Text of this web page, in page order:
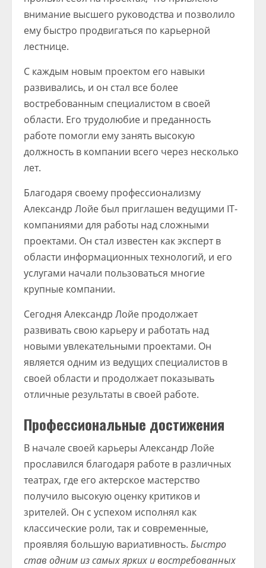
внимание высшего руководства и позволило
ему быстро продвигаться по карьерной
лестнице.
С каждым новым проектом его навыки
развивались, и он стал все более
востребованным специалистом в своей
области. Его трудолюбие и преданность
работе помогли ему занять высокую
должность в компании всего через несколько
лет.
Благодаря своему профессионализму
Александр Лойе был приглашен ведущими IT-
компаниями для работы над сложными
проектами. Он стал известен как эксперт в
области информационных технологий, и его
услугами начали пользоваться многие
крупные компании.
Сегодня Александр Лойе продолжает
развивать свою карьеру и работать над
новыми увлекательными проектами. Он
является одним из ведущих специалистов в
своей области и продолжает показывать
отличные результаты в своей работе.
Профессиональные достижения
В начале своей карьеры Александр Лойе
прославился благодаря работе в различных
театрах, где его актерское мастерство
получило высокую оценку критиков и
зрителей. Он с успехом исполнял как
классические роли, так и современные,
проявляя большую вариативность. Быстро
став одним из самых ярких и востребованных